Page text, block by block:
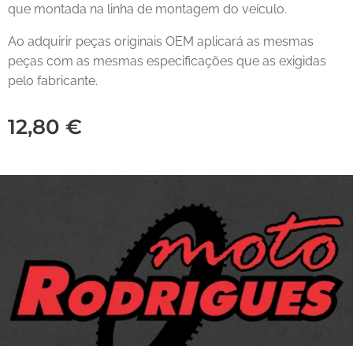
que montada na linha de montagem do veículo.
Ao adquirir peças originais OEM aplicará as mesmas
peças com as mesmas especificações que as exigidas
pelo fabricante.
12,80 €